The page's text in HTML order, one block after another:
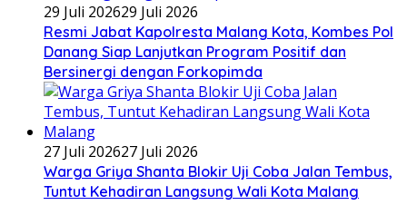
29 Juli 202629 Juli 2026
Resmi Jabat Kapolresta Malang Kota, Kombes Pol
Danang Siap Lanjutkan Program Positif dan
Bersinergi dengan Forkopimda
27 Juli 202627 Juli 2026
Warga Griya Shanta Blokir Uji Coba Jalan Tembus,
Tuntut Kehadiran Langsung Wali Kota Malang